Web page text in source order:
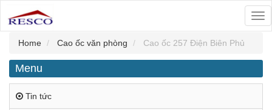
Home
Cao ốc văn phòng Cao ốc 257 Điện Biên Phủ
Menu
Tin tức